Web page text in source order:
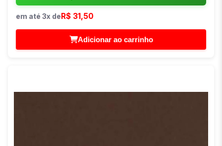
em até 3x deR$ 31,50
Adicionar ao carrinho